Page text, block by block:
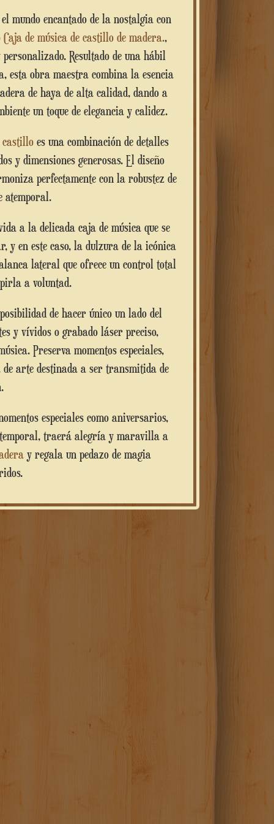
Caja de música de castillo de madera.,
Resultado de una hábil
esta obra maestra combina la esencia
de haya de alta calidad, dando a
un toque de elegancia y calidez.
castillo es una combinación de detalles
y dimensiones generosas. El diseño
perfectamente con la robustez de
atemporal.
y en este caso, la dulzura de la icónica
lateral que ofrece un control total
a voluntad.
y vívidos o grabado láser preciso,
Preserva momentos especiales,
de arte destinada a ser transmitida de
especiales como aniversarios,
traerá alegría y maravilla a
y regala un pedazo de magia